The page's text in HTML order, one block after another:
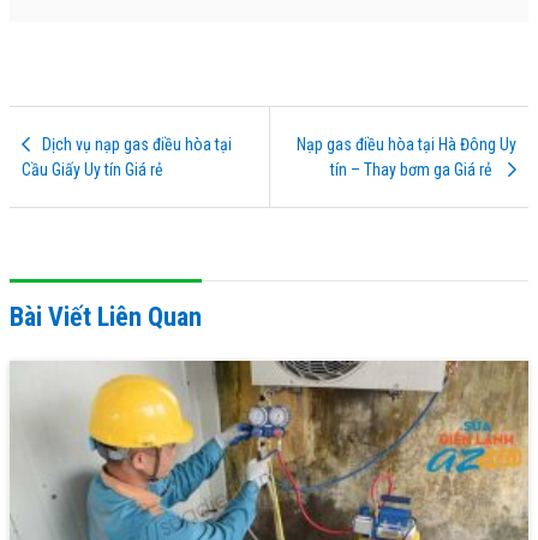
Dịch vụ nạp gas điều hòa tại
Cầu Giấy Uy tín Giá rẻ
Nạp gas điều hòa tại Hà Đông Uy
tín – Thay bơm ga Giá rẻ
Bài Viết Liên Quan